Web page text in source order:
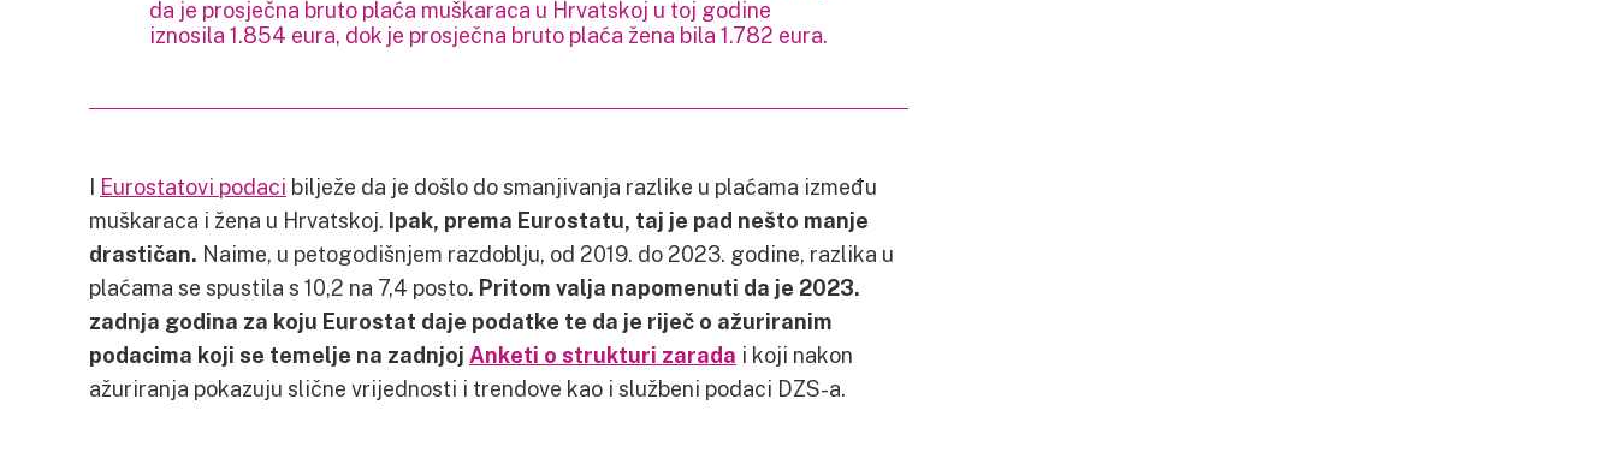
da je prosječna bruto plaća muškaraca u Hrvatskoj u toj godine
iznosila 1.854 eura, dok je prosječna bruto plaća žena bila 1.782 eura.
I Eurostatovi podaci bilježe da je došlo do smanjivanja razlike u plaćama između
muškaraca i žena u Hrvatskoj. Ipak, prema Eurostatu, taj je pad nešto manje
drastičan. Naime, u petogodišnjem razdoblju, od 2019. do 2023. godine, razlika u
plaćama se spustila s 10,2 na 7,4 posto. Pritom valja napomenuti da je 2023.
zadnja godina za koju Eurostat daje podatke te da je riječ o ažuriranim
podacima koji se temelje na zadnjoj Anketi o strukturi zarada i koji nakon
ažuriranja pokazuju slične vrijednosti i trendove kao i službeni podaci DZS-a.